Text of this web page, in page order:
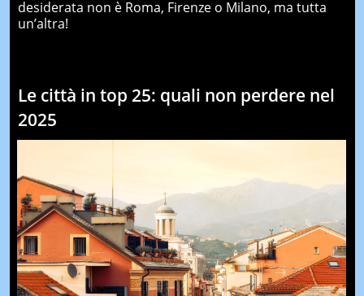
desiderata non è Roma, Firenze o Milano, ma tutta
un’altra!
Le città in top 25: quali non perdere nel
2025